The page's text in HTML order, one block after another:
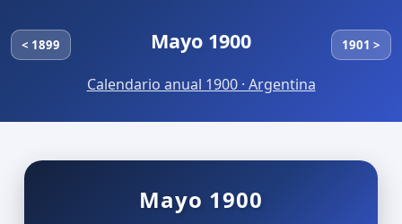
< 1899 Mayo 1900 1901 >
Calendario anual 1900 · Argentina
Mayo 1900